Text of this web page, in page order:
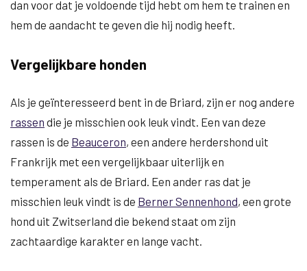
dan voor dat je voldoende tijd hebt om hem te trainen en
hem de aandacht te geven die hij nodig heeft.
Vergelijkbare honden
Als je geïnteresseerd bent in de Briard, zijn er nog andere
rassen die je misschien ook leuk vindt. Een van deze
rassen is de Beauceron, een andere herdershond uit
Frankrijk met een vergelijkbaar uiterlijk en
temperament als de Briard. Een ander ras dat je
misschien leuk vindt is de Berner Sennenhond, een grote
hond uit Zwitserland die bekend staat om zijn
zachtaardige karakter en lange vacht.